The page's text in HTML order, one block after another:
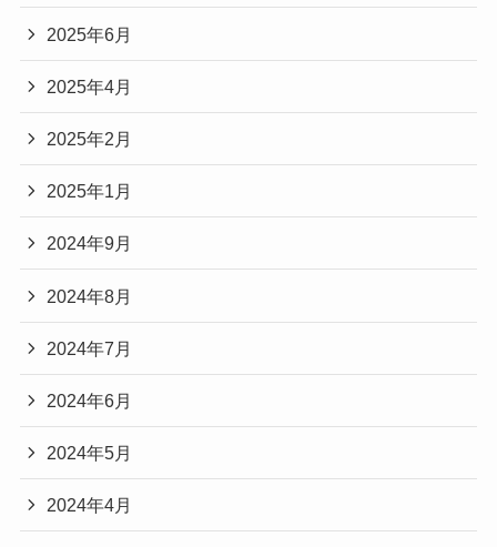
2025年6月
2025年4月
2025年2月
2025年1月
2024年9月
2024年8月
2024年7月
2024年6月
2024年5月
2024年4月